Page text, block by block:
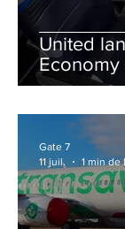
United
Economy
central
Gate 7
11 juil.
1 min de